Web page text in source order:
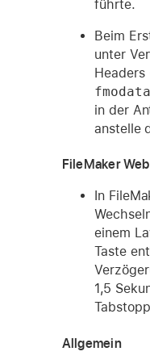
führte.
Beim
unter
Headers
in der
anstelle
FileMaker
In
einem
Taste
1,5
Allgemein